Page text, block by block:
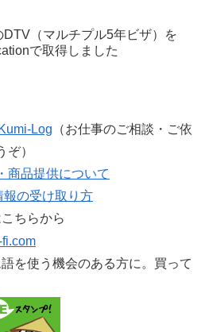
DTV（マルチプル5年ビザ）を
で取得しました
Log （お仕事のご相談・ご依
ぞ）
商品提供について
報の受け取り方
ちらから
を使う機会のある方に。買って